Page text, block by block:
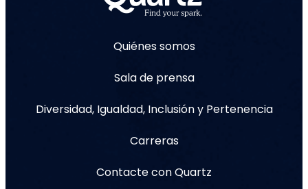
Quiénes somos
Sala de prensa
Diversidad, Igualdad, Inclusión y Pertenencia
Carreras
Contacte con Quartz